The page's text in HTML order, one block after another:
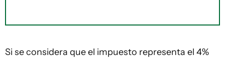
Si se considera que el impuesto representa el 4%